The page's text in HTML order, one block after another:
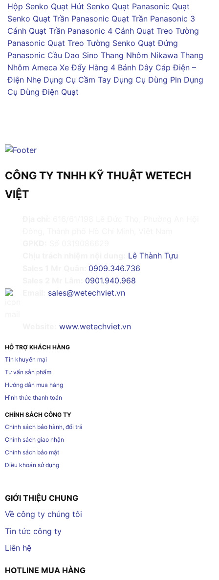
Hộp Senko Quạt Hút Senko Quạt Panasonic Quạt
Senko Quạt Trần Panasonic Quạt Trần Panasonic 3
Cánh Quạt Trần Panasonic 4 Cánh Quạt Treo Tường
Panasonic Quạt Treo Tường Senko Quạt Đứng
Panasonic Cầu Dao Sino Thang Nhôm Nikawa Thang
Nhôm Ameca Xe Đẩy Hàng 4 Bánh Dây Cáp Điện –
Điện Nhẹ Dụng Cụ Cầm Tay Dụng Cụ Dùng Pin Dụng
Cụ Dùng Điện Quạt
CÔNG TY TNHH KỸ THUẬT WETECH
VIỆT
Lê Thành Tựu
0909.346.736
0901.940.968
sales@wetechviet.vn
www.wetechviet.vn
HỖ TRỢ KHÁCH HÀNG
Tin khuyến mại
Tư vấn sản phẩm
Hướng dẫn mua hàng
Hình thức thanh toán
CHÍNH SÁCH CÔNG TY
Chính sách bảo hành, đổi trả
Chính sách giao nhận
Chính sách bảo mật
Điều khoản sử dụng
GIỚI THIỆU CHUNG
Về công ty chúng tôi
Tin tức công ty
Liên hệ
HOTLINE MUA HÀNG